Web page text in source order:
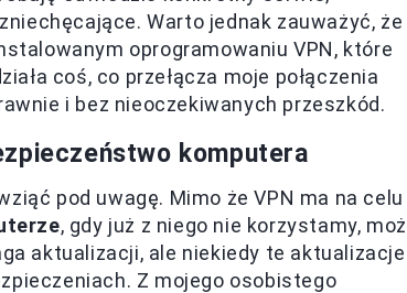
Warto jednak zauważyć, że
oprogramowaniu VPN, które
coś, co przełącza moje połączenia
i bez nieoczekiwanych przeszkód.
komputera
pod uwagę. Mimo że VPN ma na celu
, gdy już z niego nie korzystamy,
aktualizacji, ale niekiedy te aktualizacje
Z mojego osobistego